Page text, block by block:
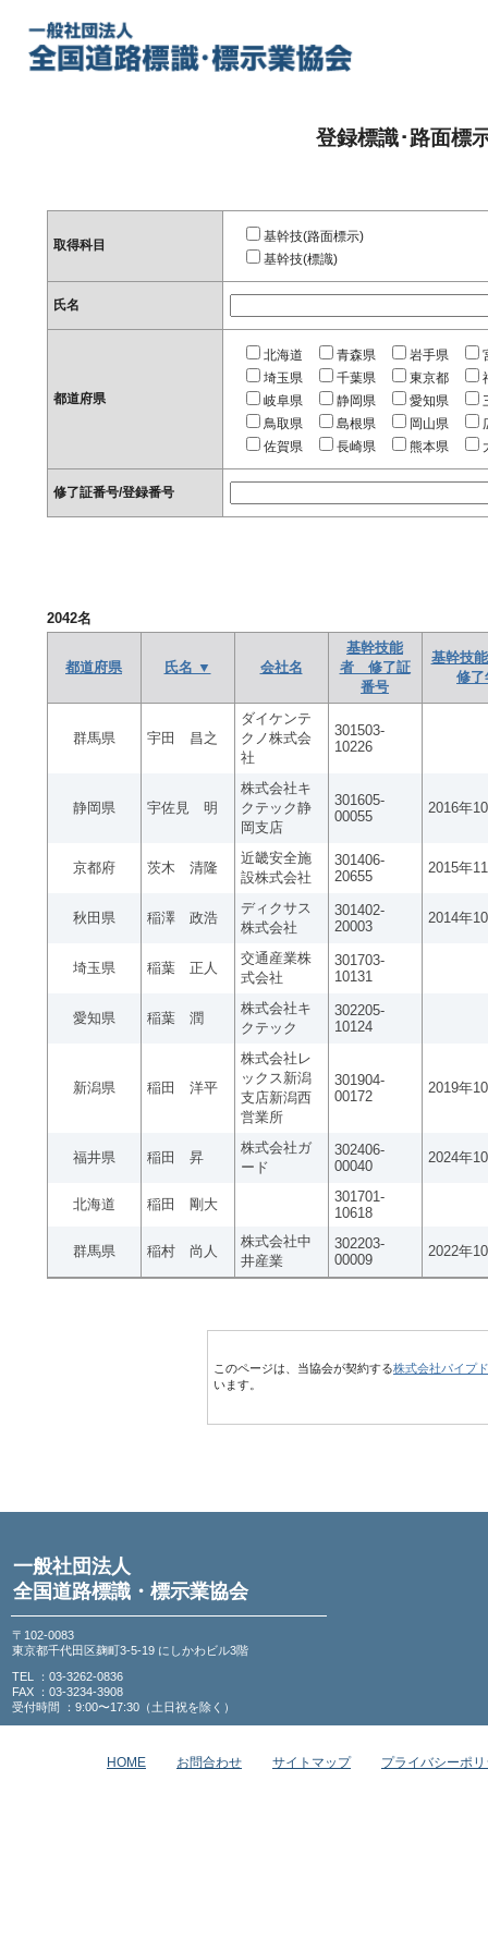
登録標識･路面標
取得科目
基幹技(路面標示)
基幹技(標識)
氏名
都道府県
北海道 青森県 岩手県
埼玉県
千葉県 東京都
岐阜県
静岡県 愛知県
鳥取県
島根県 岡山県
佐賀県
長崎県 熊本県
修了証番号/登録番号
2042名
都道府県 氏名 ▼ 会社名
基幹技能
者 修了証
番号
基幹技
修了
群馬県 宇田 昌之
ダイケンテ
クノ株式会
社
301503-
10226
静岡県 宇佐見 明
株式会社キ
クテック静
岡支店
301605-
00055
2016年
京都府 茨木 清隆
近畿安全施
設株式会社
301406-
20655
2015年
秋田県 稲澤 政浩
ディクサス
株式会社
301402-
20003
2014年
埼玉県 稲葉 正人
交通産業株
式会社
301703-
10131
愛知県 稲葉 潤
株式会社キ
クテック
302205-
10124
新潟県 稲田 洋平
株式会社レ
ックス新潟
支店新潟西
営業所
301904-
00172
2019年
福井県 稲田 昇
株式会社ガ
ード
302406-
00040
2024年
北海道 稲田 剛大
301701-
10618
群馬県 稲村 尚人
株式会社中
井産業
302203-
00009
2022年
このページは、当協会が契約する株式会社パイプ
います。
一般社団法人
全国道路標識・標示業協会
〒102-0083
東京都千代田区麹町3-5-19 にしかわビル3階
TEL ：03-3262-0836
FAX ：03-3234-3908
受付時間 ：9:00〜17:30（土日祝を除く）
HOME お問合わせ サイトマップ プライバシーポ